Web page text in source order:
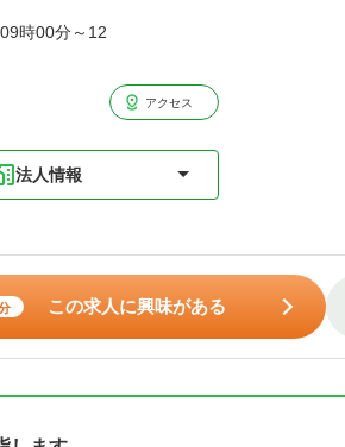
時00分～12
アクセス
法人情報
この求人に興味がある